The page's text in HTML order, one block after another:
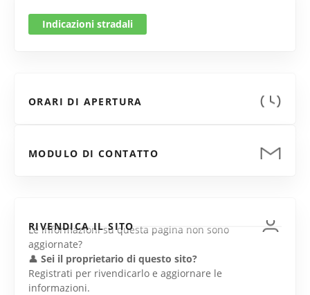
Indicazioni stradali
ORARI DI APERTURA
MODULO DI CONTATTO
RIVENDICA IL SITO
Le informazioni su questa pagina non sono
aggiornate?
👤 Sei il proprietario di questo sito?
Registrati per rivendicarlo e aggiornare le
informazioni.